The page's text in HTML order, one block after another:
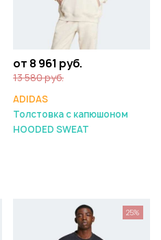
от 8 961 руб.
13 580 руб.
ADIDAS
Толстовка с капюшоном
HOODED SWEAT
25%